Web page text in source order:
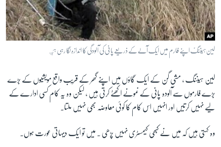
آرٹ
آزادیٔ صحافت
سائنس و ٹیکنالوجی
دلچسپ و عجیب
ویڈیوز
اسپیشل کوریج
لین ہیننگّ اپنے فارم میں ایک آلے کے ذریعے پانی کی آلودگی کا اندازہ لگا رہی ہیٕ
لین ہیننگ ، مشی گن کے ایک گاؤں میں اپنے گھر کے قریب واقع مویشیوں کے بڑے
بڑے فارموں سے آلودہ پانی کے نمونے اکھٹے کرتی ہیں ، لیکن وہ یہ کام کسی ادارے کے
لیے نہیں کرتیں اور انہیں اس کام کا کوئی معاوضہ بھی نہیں ملتا۔
وہ کہتی ہیں کہ میں نے کبھی کیمسٹری نہیں پڑھی ۔ میں تو ایک دیہاتی عورت ہوں۔